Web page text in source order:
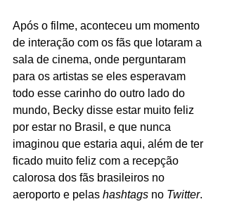
Após o filme, aconteceu um momento
de interação com os fãs que lotaram a
sala de cinema, onde perguntaram
para os artistas se eles esperavam
todo esse carinho do outro lado do
mundo, Becky disse estar muito feliz
por estar no Brasil, e que nunca
imaginou que estaria aqui, além de ter
ficado muito feliz com a recepção
calorosa dos fãs brasileiros no
aeroporto e pelas hashtags no Twitter.